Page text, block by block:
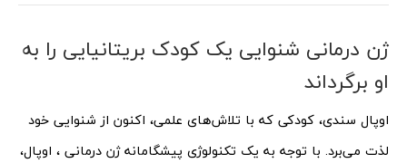
ژن‌ درمانی شنوایی یک کودک بریتانیایی را به
او برگرداند
اوپال سندی، کودکی که با تلاش‌های علمی، اکنون از شنوایی خود
لذت می‌برد. با توجه به یک تکنولوژی پیشگامانه ژن‌ درمانی ، اوپال،